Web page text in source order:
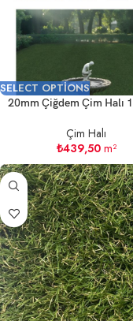
SELECT OPTIONS
20mm Çiğdem Çim Halı
Çim Halı
₺439,50m²